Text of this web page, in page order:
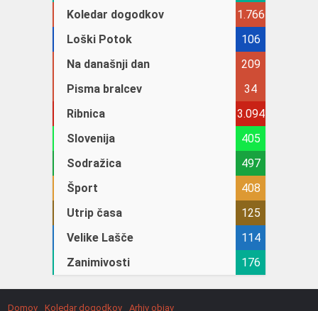
Koledar dogodkov
1.766
Loški Potok
106
Na današnji dan
209
Pisma bralcev
34
Ribnica
3.094
Slovenija
405
Sodražica
497
Šport
408
Utrip časa
125
Velike Lašče
114
Zanimivosti
176
Domov Koledar dogodkov Arhiv objav